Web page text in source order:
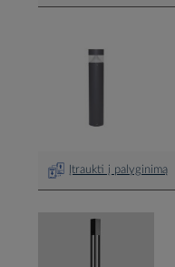
Įtraukti į palyginimą